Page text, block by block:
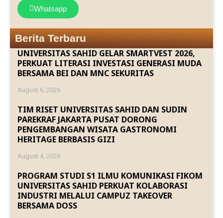
Whatsapp
Berita Terbaru
UNIVERSITAS SAHID GELAR SMARTVEST 2026,
PERKUAT LITERASI INVESTASI GENERASI MUDA
BERSAMA BEI DAN MNC SEKURITAS
August 6, 2026
TIM RISET UNIVERSITAS SAHID DAN SUDIN
PAREKRAF JAKARTA PUSAT DORONG
PENGEMBANGAN WISATA GASTRONOMI
HERITAGE BERBASIS GIZI
August 4, 2026
PROGRAM STUDI S1 ILMU KOMUNIKASI FIKOM
UNIVERSITAS SAHID PERKUAT KOLABORASI
INDUSTRI MELALUI CAMPUZ TAKEOVER
BERSAMA DOSS